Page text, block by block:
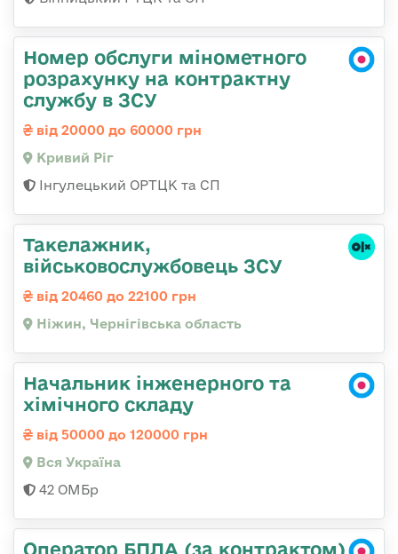
Номер обслуги мінометного
розрахунку на контрактну
службу в ЗСУ
від 20000 до 60000 грн
Кривий Ріг
Інгулецький ОРТЦК та СП
Такелажник,
військовослужбовець ЗСУ
від 20460 до 22100 грн
Ніжин, Чернігівська область
Начальник інженерного та
хімічного складу
від 50000 до 120000 грн
Вся Україна
42 ОМБр
Оператор БПЛА (за контрактом)